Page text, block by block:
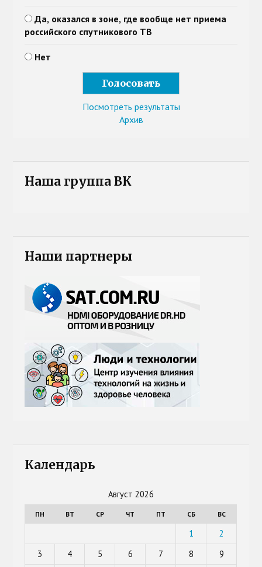
Да, оказался в зоне, где вообще нет приема
российского спутникового ТВ
Нет
Посмотреть результаты
Архив
Наша группа ВК
Наши партнеры
Календарь
Август 2026
ПН ВТ СР ЧТ ПТ СБ ВС
1
2
3
4 5 6 7 8
9